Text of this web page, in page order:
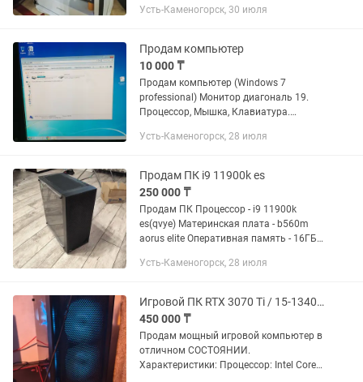
вложений — готов к работе сразу после
Усть-Каменогорск, 30 июля
Продам компьютер
10 000 ₸
Продам компьютер (Windows 7
professional) Монитор диагональ 19.
Процессор, Мышка, Клавиатура.
позвоните или напишите на
Усть-Каменогорск, 28 июля
Продам ПК i9 11900k es
250 000 ₸
Продам ПК Процессор - i9 11900k
es(qvye) Материнская плата - b560m
aorus elite Оперативная память - 16ГБ
процессора - водяное Asus rog strix
Усть-Каменогорск, 28 июля
Игровой ПК RTX 3070 Ti / 15-13400F / 32GB RAM / SSD 1TB
450 000 ₸
Продам мощный игровой компьютер в
отличном СОСТОЯНИИ.
Характеристики: Процессор: Intel Core